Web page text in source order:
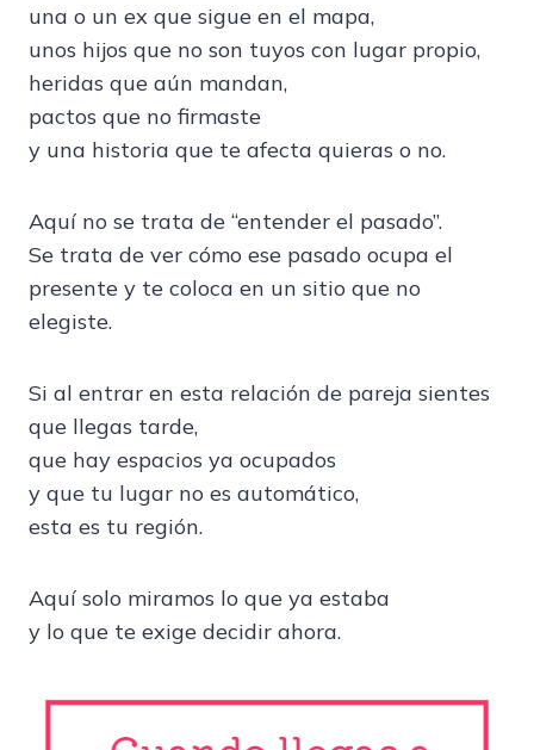
una o un ex que sigue en el mapa,
unos hijos que no son tuyos con lugar propio,
heridas que aún mandan,
pactos que no firmaste
y una historia que te afecta quieras o no.
Aquí no se trata de “entender el pasado”.
Se trata de ver cómo ese pasado ocupa el
presente y te coloca en un sitio que no
elegiste.
Si al entrar en esta relación de pareja sientes
que llegas tarde,
que hay espacios ya ocupados
y que tu lugar no es automático,
esta es tu región.
Aquí solo miramos lo que ya estaba
y lo que te exige decidir ahora.